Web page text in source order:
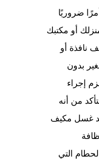
ضروريًا
أو مكتبك
نافذة أو
بدون
إجراء
من أنه
غسل مكيف
التي